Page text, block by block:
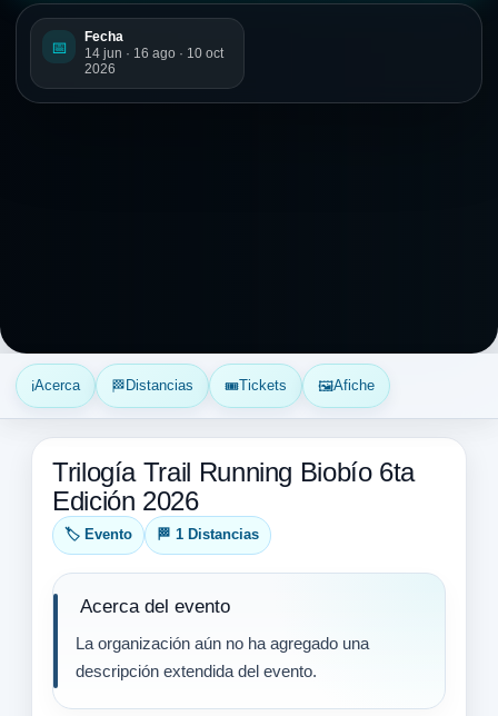
📅
Fecha
14 jun · 16 ago · 10 oct
2026
ℹ️Acerca 🏁 Distancias 🎟️Tickets 🖼️Afiche
Trilogía Trail Running Biobío 6ta
Edición 2026
🏷️ Evento 🏁 1 Distancias
Acerca del evento
La organización aún no ha agregado una
descripción extendida del evento.